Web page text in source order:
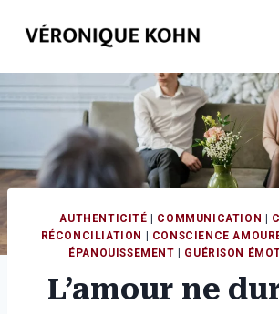
AUTHENTICITÉ COMMUNICATION
RÉCONCILIATION
CONSCIENCE
ÉPANOUISSEMENT
GUÉRISON
L’amour ne